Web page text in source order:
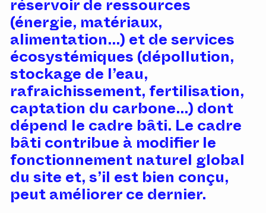
réservoir de ressources
(énergie, matériaux,
alimentation...) et de services
écosystémiques (dépollution,
stockage de l’eau,
rafraichissement, fertilisation,
captation du carbone...) dont
dépend le cadre bâti. Le cadre
bâti contribue à modifier le
fonctionnement naturel global
du site et, s’il est bien conçu,
peut améliorer ce dernier.